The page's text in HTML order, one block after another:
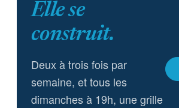
Elle se
construit.
Deux à trois fois par
semaine, et tous les
dimanches à 19h, une grille